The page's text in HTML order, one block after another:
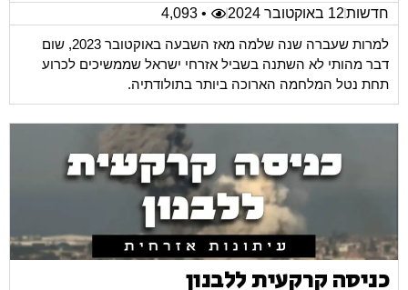
חדשות12 באוקטובר 2024
• 4,093
למרות שעברה שנה שלמה מאז השבעה באוקטובר 2023, שום
דבר מהותי לא השתנה בשביל אזרחי ישראל שממשיכים לכרוע
תחת נטל המלחמה הארוכה ביותר בתולודתיה.
כניסה קרקעית ללבנון